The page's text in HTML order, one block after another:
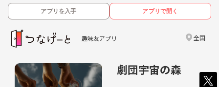
アプリを入手 アプリで開く
趣味友アプリ 全国
劇団宇宙の森